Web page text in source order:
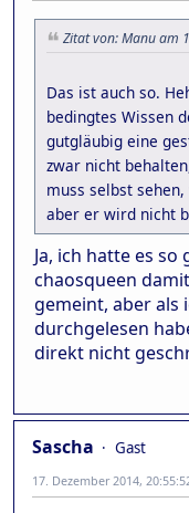
Zitat von: Manu am
Das ist auch so.
bedingtes Wissen
gutgläubig eine
zwar nicht
muss selbst
aber er wird nicht
Ja, ich hatte es so
chaosqueen
gemeint, aber als
durchgelesen
direkt nicht
Sascha
Gast
17. Dezember 2014,